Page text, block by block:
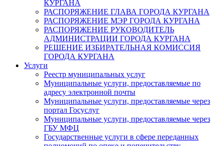
КУРГАНА
РАСПОРЯЖЕНИЕ ГЛАВА ГОРОДА КУРГАНА
РАСПОРЯЖЕНИЕ МЭР ГОРОДА КУРГАНА
РАСПОРЯЖЕНИЕ РУКОВОДИТЕЛЬ
АДМИНИСТРАЦИИ ГОРОДА КУРГАНА
РЕШЕНИЕ ИЗБИРАТЕЛЬНАЯ КОМИССИЯ
ГОРОДА КУРГАНА
Услуги
Реестр муниципальных услуг
Муниципальные услуги, предоставляемые по
адресу электронной почты
Муниципальные услуги, предоставляемые через
портал Госуслуг
Муниципальные услуги, предоставляемые через
ГБУ МФЦ
Государственные услуги в сфере переданных